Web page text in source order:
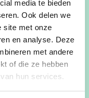
media te bieden
Ook delen we
site met onze
en analyse. Deze
met andere
of die ze hebben
hun services.
prees het
een constante
dat sommige
er in Groenland,
Van der Vliet